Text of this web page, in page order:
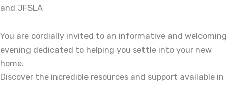
and JFSLA
You are cordially invited to an informative and welcoming
evening dedicated to helping you settle into your new
home.
Discover the incredible resources and support available in